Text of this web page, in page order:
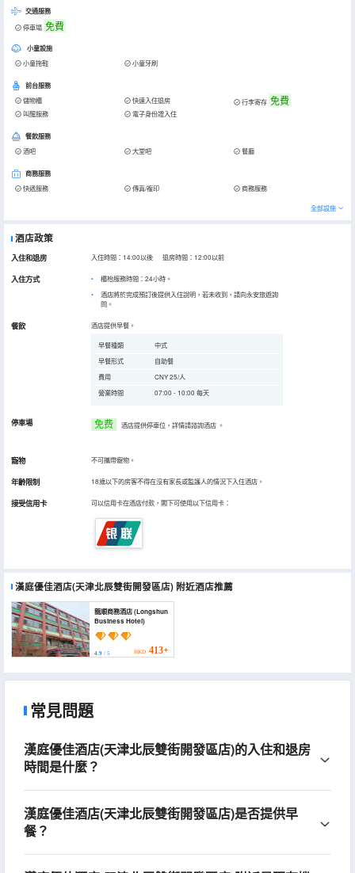
交通服務
停車場 免費
小童設施
小童拖鞋 小童牙刷
前台服務
儲物櫃 快速入住退房 行李寄存 免費
叫醒服務 電子身份證入住
餐飲服務
酒吧 大堂吧 餐廳
商務服務
快遞服務 傳真/複印 商務服務
全部設施
酒店政策
入住和退房 入住時間：14:00以後 退房時間：12:00以前
入住方式
櫃枱服務時間：24小時。
酒店將於完成預訂後提供入住說明，若未收到，請向永安旅遊詢
問。
餐飲 酒店提供早餐。
早餐種類
中式
早餐形式
自助餐
費用
CNY 25/人
營業時間
07:00 - 10:00 每天
停車場 免费 酒店提供停車位，詳情請諮詢酒店 。
寵物 不可攜帶寵物。
年齡限制 18歲以下的房客不得在沒有家長或監護人的情況下入住酒店。
接受信用卡 可以信用卡在酒店付款，閣下可使用以下信用卡：
漢庭優佳酒店(天津北辰雙街開發區店) 附近酒店推薦
龍順商務酒店 (Longshun
Business Hotel)
4.9 / 5 HKD 413+
常見問題
漢庭優佳酒店(天津北辰雙街開發區店)的入住和退房
時間是什麼？
漢庭優佳酒店(天津北辰雙街開發區店)是否提供早
餐？